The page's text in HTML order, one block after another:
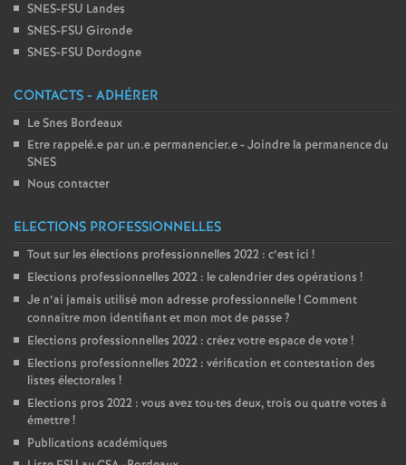
SNES-FSU Landes
SNES-FSU Gironde
SNES-FSU Dordogne
CONTACTS - ADHÉRER
Le Snes Bordeaux
Etre rappelé.e par un.e permanencier.e - Joindre la permanence du
SNES
Nous contacter
ELECTIONS PROFESSIONNELLES
Tout sur les élections professionnelles 2022 : c’est ici !
Elections professionnelles 2022 : le calendrier des opérations !
Je n’ai jamais utilisé mon adresse professionnelle! Comment
connaître mon identifiant et mon mot de passe?
Elections professionnelles 2022 : créez votre espace de vote!
Elections professionnelles 2022 : vérification et contestation des
listes électorales !
Elections pros 2022 : vous avez tou·tes deux, trois ou quatre votes à
émettre!
Publications académiques